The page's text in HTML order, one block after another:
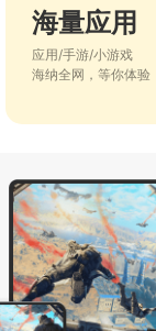
海量应用
应用/手游/小游戏
海纳全网，等你体验